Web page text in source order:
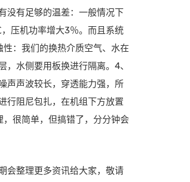
没有足够的温差：一般情况下
压机功率增大3％。而且系统
：我们的换热介质空气、水在
水侧要用板换进行隔离。4、
声声波较长，穿透能力强，所
行阻尼包扎，在机组下方放置
很简单，但搞错了，分分钟会
会整理更多资讯给大家，敬请